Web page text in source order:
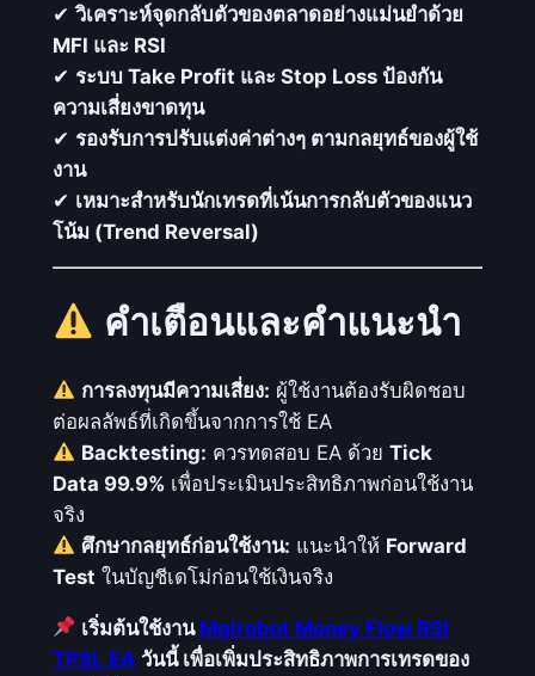
✔วิเคราะห์จุดกลับตัวของตลาดอย่างแม่นยำด้วย
MFI และ RSI
✔ ระบบ Take Profit และ Stop Loss ป้องกัน
ความเสี่ยงขาดทุน
✔ รองรับการปรับแต่งค่าต่างๆ ตามกลยุทธ์ของผู้ใช้
งาน
✔ เหมาะสำหรับนักเทรดที่เน้นการกลับตัวของแนว
โน้ม (Trend Reversal)
คำเตือนและคำแนะนำ
การลงทุนมีความเสี่ยง: ผู้ใช้งานต้องรับผิดชอบ
ต่อผลลัพธ์ที่เกิดขึ้นจากการใช้ EA
Backtesting: ควรทดสอบ EA ด้วย Tick
Data 99.9% เพื่อประเมินประสิทธิภาพก่อนใช้งาน
จริง
ศึกษากลยุทธ์ก่อนใช้งาน: แนะนำให้ Forward
Test ในบัญชีเดโม่ก่อนใช้เงินจริง
เริ่มต้นใช้งาน Mqlrobot Money Flow RSI
TPSL EA วันนี้ เพื่อเพิ่มประสิทธิภาพการเทรดของ